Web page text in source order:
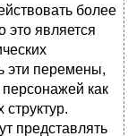
более
это является
эти перемены,
как
представлять